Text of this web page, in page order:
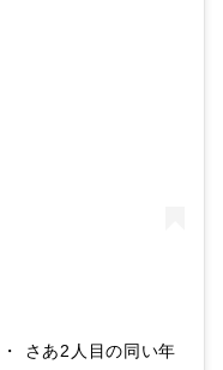
さあ2人目の同い年